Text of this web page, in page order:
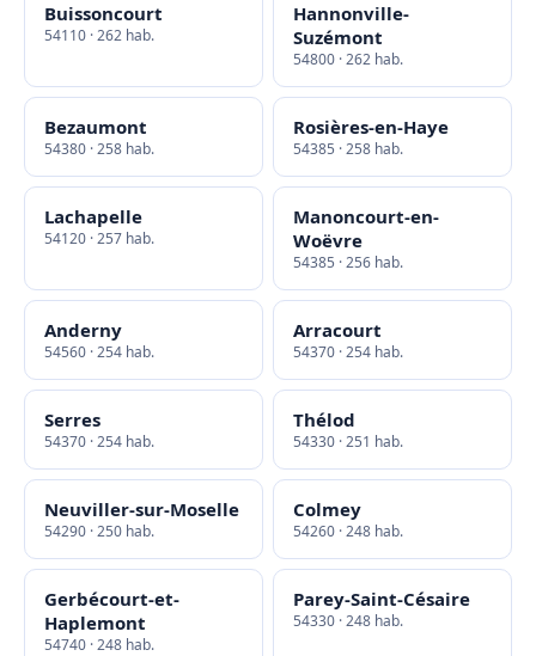
Buissoncourt
54110 · 262 hab.
Hannonville-
Suzémont
54800 · 262 hab.
Bezaumont
54380 · 258 hab.
Rosières-en-Haye
54385 · 258 hab.
Lachapelle
54120 · 257 hab.
Manoncourt-en-
Woëvre
54385 · 256 hab.
Anderny
54560 · 254 hab.
Arracourt
54370 · 254 hab.
Serres
54370 · 254 hab.
Thélod
54330 · 251 hab.
Neuviller-sur-Moselle
54290 · 250 hab.
Colmey
54260 · 248 hab.
Gerbécourt-et-
Haplemont
54740 · 248 hab.
Parey-Saint-Césaire
54330 · 248 hab.